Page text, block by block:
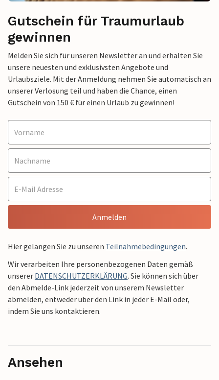
Gutschein für Traumurlaub
gewinnen
Melden Sie sich für unseren Newsletter an und erhalten Sie
unsere neuesten und exklusivsten Angebote und
Urlaubsziele. Mit der Anmeldung nehmen Sie automatisch an
unserer Verlosung teil und haben die Chance, einen
Gutschein von 150 € für einen Urlaub zu gewinnen!
Anmelden
Hier gelangen Sie zu unseren Teilnahmebedingungen.
Wir verarbeiten Ihre personenbezogenen Daten gemäß
unserer DATENSCHUTZERKLÄRUNG. Sie können sich über
den Abmelde-Link jederzeit von unserem Newsletter
abmelden, entweder über den Link in jeder E-Mail oder,
indem Sie uns kontaktieren.
Ansehen